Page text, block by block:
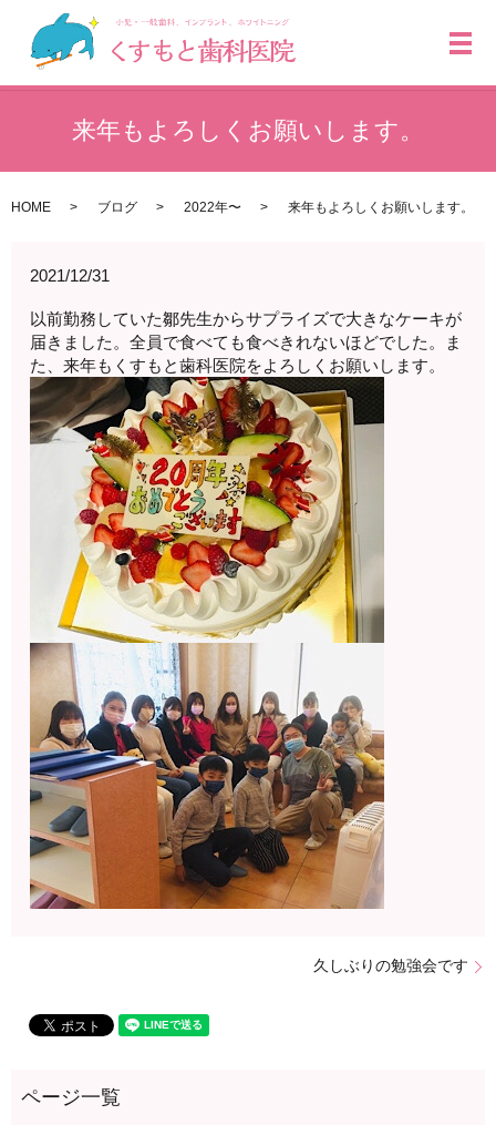
メ
来年もよろしくお願いします。
HOME ブログ 2022年〜 来年もよろしくお願いします。
2021/12/31
以前勤務していた鄒先生からサプライズで大きなケーキが
届きました。全員で食べても食べきれないほどでした。ま
た、来年もくすもと歯科医院をよろしくお願いします。
久しぶりの勉強会です